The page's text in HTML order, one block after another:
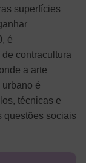
superfícies
é
contracultura
a arte
é
técnicas e
questões sociais